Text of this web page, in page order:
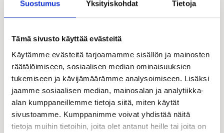
Suostumus Yksityiskohdat Tietoja
Tämä sivusto käyttää evästeitä
Käytämme evästeitä tarjoamamme sisällön ja mainosten
räätälöimiseen, sosiaalisen median ominaisuuksien
tukemiseen ja kävijämäärämme analysoimiseen. Lisäksi
jaamme sosiaalisen median, mainosalan ja analytiikka-
alan kumppaneillemme tietoja siitä, miten käytät
sivustoamme. Kumppanimme voivat yhdistää näitä
tietoja muihin tietoihin, joita olet antanut heille tai joita on